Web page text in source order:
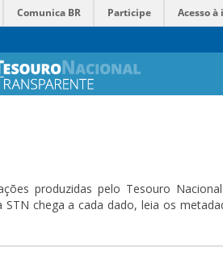
Comunica BR Participe Acesso
produzidas pelo Tesouro
chega a cada dado, leia os